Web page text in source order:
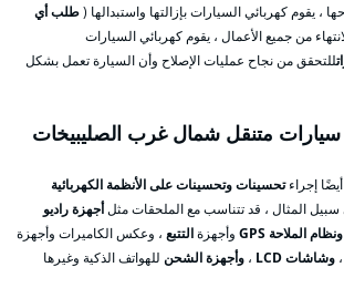
، يقوم كهربائي السيارات بإزالتها واستبدالها (طلب أي
من جميع الأعمال ، يقوم كهربائي السيارات
للتحقق من نجاح عمليات الإصلاح وأن السيارة تعمل بشكل
متنقل شمال غرب الصليبيخات
إجراءتحسينات وتحسينات على الأنظمة الكهربائية
المثال ، قد تتناسب مع الملحقات مثلأجهزة راديو
ونظام الملاحة GPS وأجهزةالتتبع ، وعكس الكاميرات وأجهزة
وشاشات LCD ، وأجهزة الشحن للهواتف الذكية وغيرها